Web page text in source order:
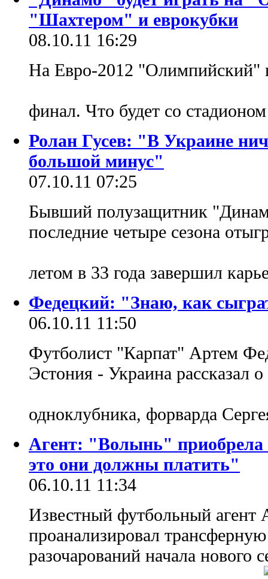
"Шахтером" и еврокубки
08.10.11 16:29
На Евро-2012 "Олимпийский"
финал. Что будет со
Ролан Гусев: "В Украине
большой минус"
07.10.11 07:25
Бывший полузащитник
последние четыре сезона
летом в 33 года завершил
Федецкий: "Знаю, как
06.10.11 11:50
Футболист "Карпат" Артем
Эстония - Украина рассказал
одноклубника, форварда
Агент: "Волынь" приобрела
это они должны платить"
06.10.11 11:34
Известный футбольный агент
проанализировал
разочарований начала нового